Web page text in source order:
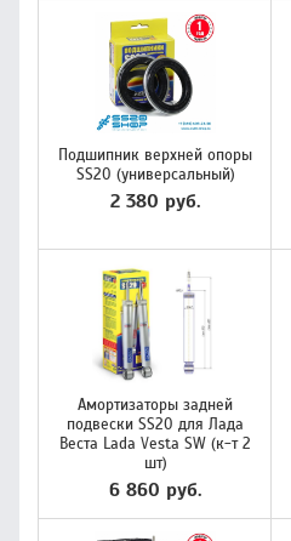
Подшипник верхней опоры
SS20 (универсальный)
2 380 руб.
Амортизаторы задней
подвески SS20 для Лада
Веста Lada Vesta SW (к-т 2
шт)
6 860 руб.